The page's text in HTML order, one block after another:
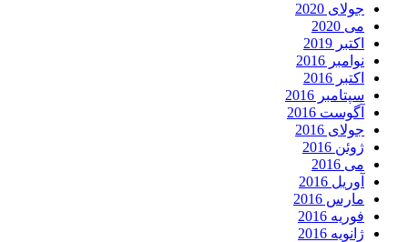
جولای 2020
می 2020
اکتبر 2019
نوامبر 2016
اکتبر 2016
سپتامبر 2016
آگوست 2016
جولای 2016
ژوئن 2016
می 2016
آوریل 2016
مارس 2016
فوریه 2016
ژانویه 2016